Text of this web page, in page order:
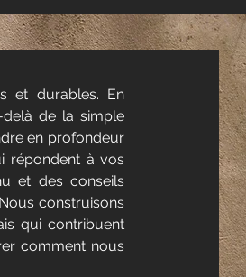
et durables. En
de la simple
en profondeur
répondent à vos
et des conseils
construisons
qui contribuent
comment nous